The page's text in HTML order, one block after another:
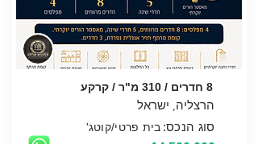
מכירה
8 חדרים / 310 מ"ר / קרקע
בית פרטי/קוטג' סוג הנכס: